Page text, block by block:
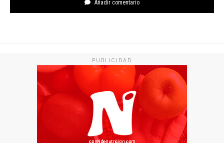
Añadir comentario
PUBLICIDAD